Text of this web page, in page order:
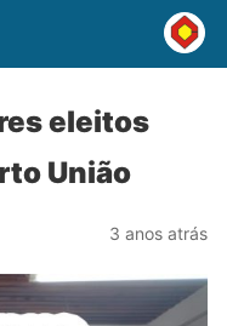
eleitos
União
3 anos atrás